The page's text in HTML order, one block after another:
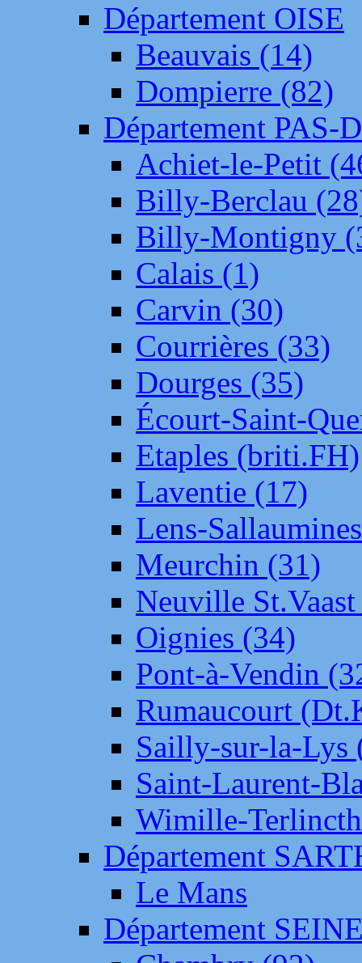
Département OISE
Beauvais (14)
Dompierre (82)
Département PAS-
Achiet-le-Petit
Billy-Berclau
Billy-Montigny
Calais (1)
Carvin (30)
Courrières (33)
Dourges (35)
Écourt-Saint-
Etaples (briti.FH)
Laventie (17)
Lens-
Meurchin (31)
Neuville
Oignies (34)
Pont-à-Vendin
Rumaucourt
Sailly-sur-la-Lys
Saint-Laurent-
Wimille-
Département
Le Mans
Département